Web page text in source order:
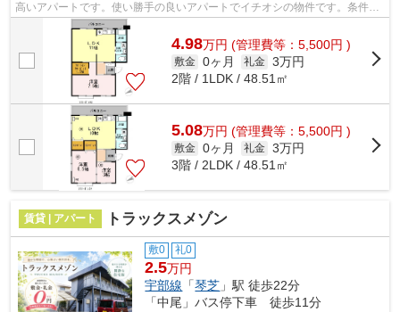
高いアパートです。使い勝手の良いアパートでイチオシの物件です。条件の
中からご希望の物件が見つからない場合...
4.98万円 (管理費等：5,500円 )
敷金 0ヶ月 礼金 3万円
2階 / 1LDK / 48.51㎡
5.08万円 (管理費等：5,500円 )
敷金 0ヶ月 礼金 3万円
3階 / 2LDK / 48.51㎡
賃貸 | アパート トラックスメゾン
敷0 礼0
2.5万円
宇部線 「琴芝 」駅 徒歩22分
「中尾」バス停下車 徒歩11分